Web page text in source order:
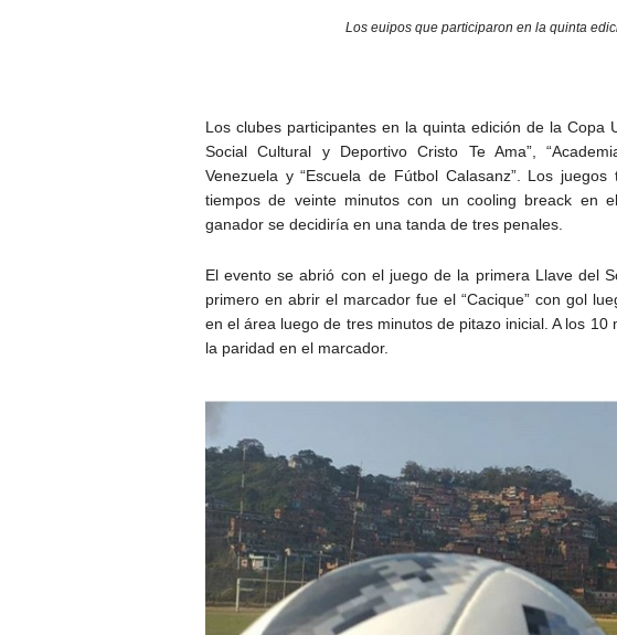
Los euipos que participaron en la quinta
Los clubes participantes en la quinta edición de la Copa
Social Cultural y Deportivo Cristo Te Ama”,
Venezuela y “Escuela de Fútbol Calasanz”. Los
tiempos de veinte minutos con un cooling breack en
ganador se decidiría en una tanda de tres penales.
El evento se abrió con el juego de la primera Llave del
primero en abrir el marcador fue el “Cacique” con gol
en el área luego de tres minutos de pitazo inicial. A los
la paridad en el marcador.